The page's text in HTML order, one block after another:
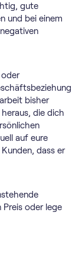
gute
und bei einem
bisher
die dich
auf eure
dass er
Preis oder lege